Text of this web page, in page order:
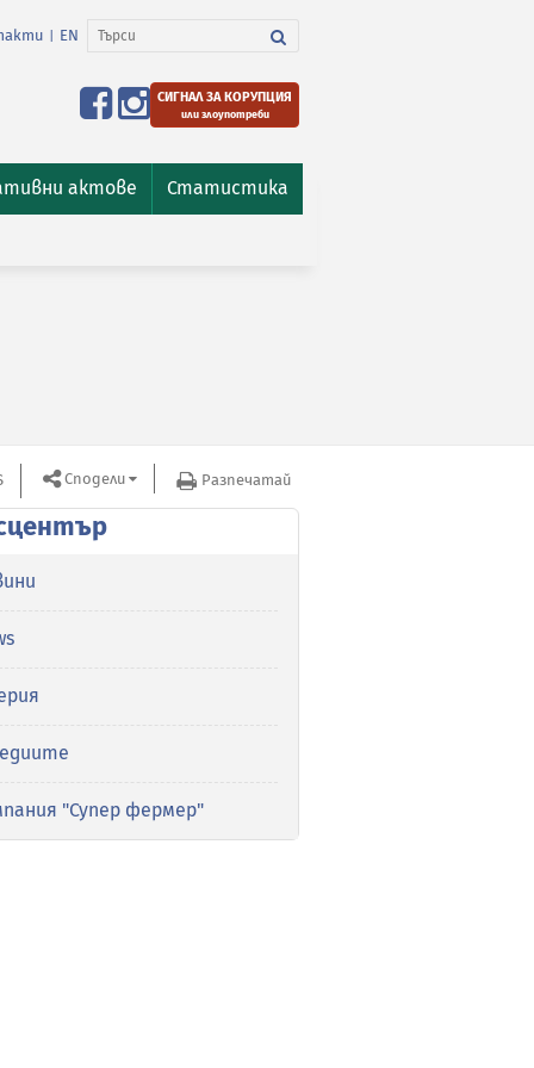
EN
СИГНАЛ ЗА КОРУПЦИЯ
или злоупотреби
актове Статистика
Сподели Разпечатай
"Супер фермер"